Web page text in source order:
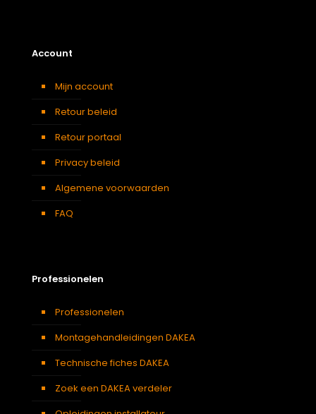
Account
Mijn account
Retour beleid
Retour portaal
Privacy beleid
Algemene voorwaarden
FAQ
Professionelen
Professionelen
Montagehandleidingen DAKEA
Technische fiches DAKEA
Zoek een DAKEA verdeler